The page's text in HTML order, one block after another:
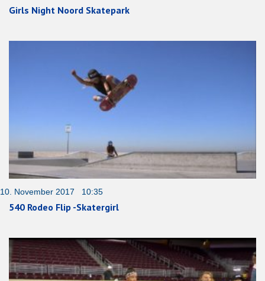
Girls Night Noord Skatepark
10. November 2017 10:35
540 Rodeo Flip -Skatergirl